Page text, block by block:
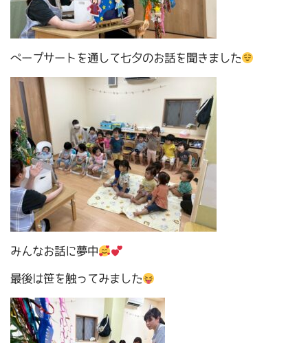
ペープサートを通して七夕のお話を聞きました
みんなお話に夢中
最後は笹を触ってみました